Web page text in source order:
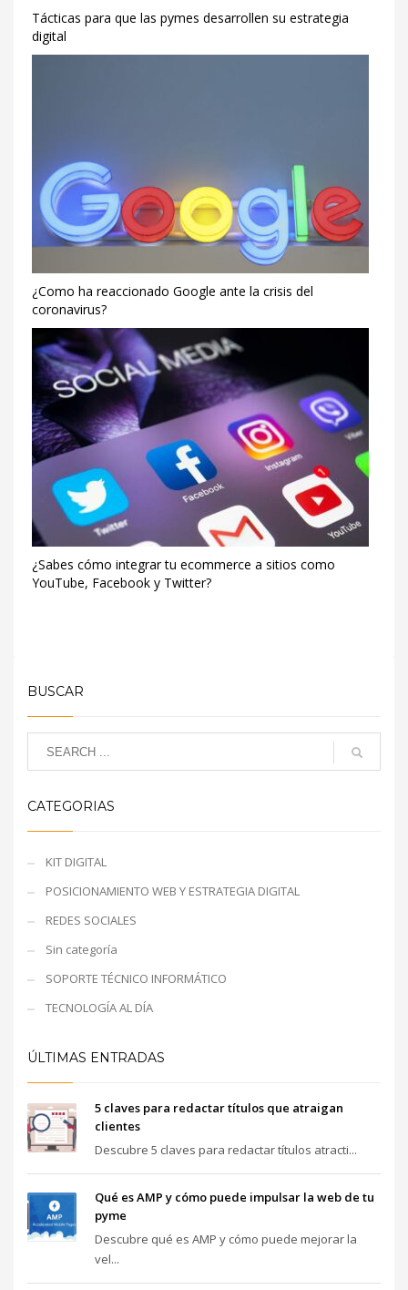
Tácticas para que las pymes desarrollen su estrategia
digital
¿Como ha reaccionado Google ante la crisis del
coronavirus?
¿Sabes cómo integrar tu ecommerce a sitios como
YouTube, Facebook y Twitter?
BUSCAR
CATEGORIAS
KIT DIGITAL
POSICIONAMIENTO WEB Y ESTRATEGIA DIGITAL
REDES SOCIALES
Sin categoría
SOPORTE TÉCNICO INFORMÁTICO
TECNOLOGÍA AL DÍA
ÚLTIMAS ENTRADAS
5 claves para redactar títulos que atraigan
clientes
Descubre 5 claves para redactar títulos atracti...
Qué es AMP y cómo puede impulsar la web de tu
pyme
Descubre qué es AMP y cómo puede mejorar la
vel...